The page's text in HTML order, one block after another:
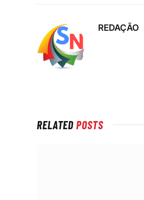
REDAÇÃO
RELATEDPOSTS